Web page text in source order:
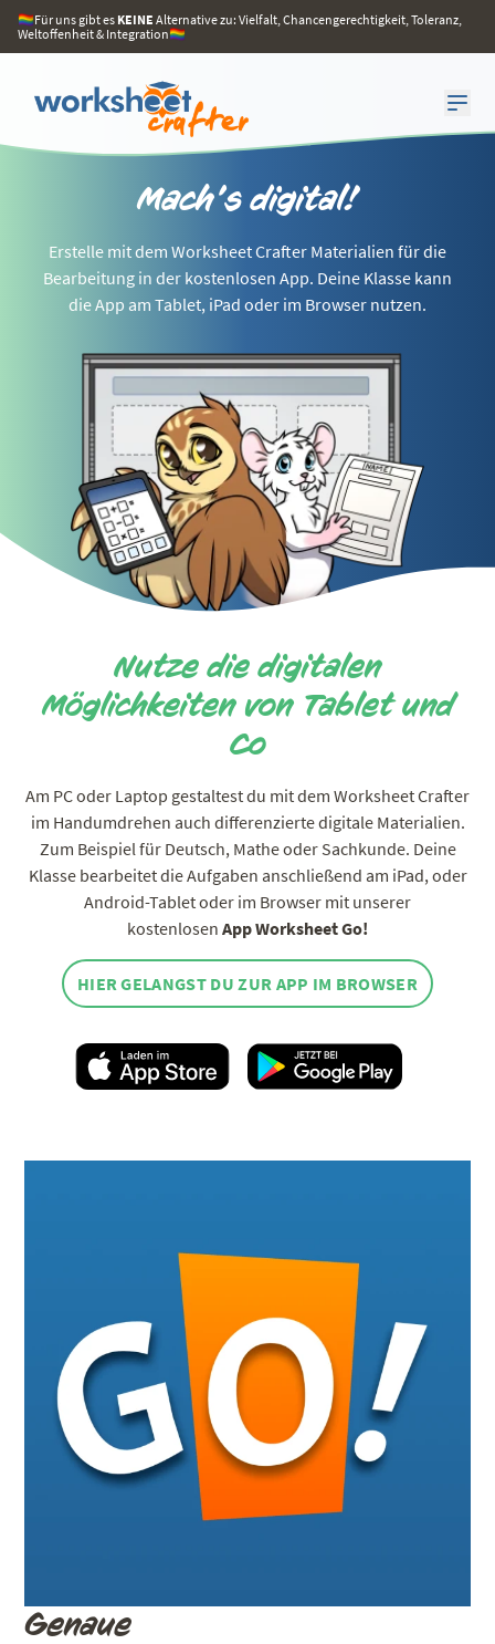
🏳️‍🌈Für uns gibt es KEINE Alternative zu: Vielfalt, Chancengerechtigkeit, Toleranz,
Weltoffenheit & Integration🏳️‍🌈
Mach's digital!
Erstelle mit dem Worksheet Crafter Materialien für die
Bearbeitung in der kostenlosen App. Deine Klasse kann
die App am Tablet, iPad oder im Browser nutzen.
Nutze die digitalen
Möglichkeiten von Tablet und
Co
Am PC oder Laptop gestaltest du mit dem Worksheet Crafter
im Handumdrehen auch differenzierte digitale Materialien.
Zum Beispiel für Deutsch, Mathe oder Sachkunde. Deine
Klasse bearbeitet die Aufgaben anschließend am iPad, oder
Android-Tablet oder im Browser mit unserer
kostenlosen App Worksheet Go!
HIER GELANGST DU ZUR APP IM BROWSER
Genaue